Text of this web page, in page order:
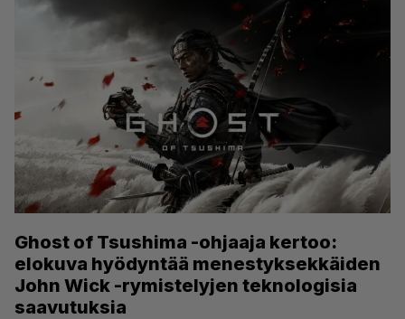
Ghost of Tsushima -ohjaaja kertoo:
elokuva hyödyntää menestyksekkäiden
John Wick -rymistelyjen teknologisia
saavutuksia